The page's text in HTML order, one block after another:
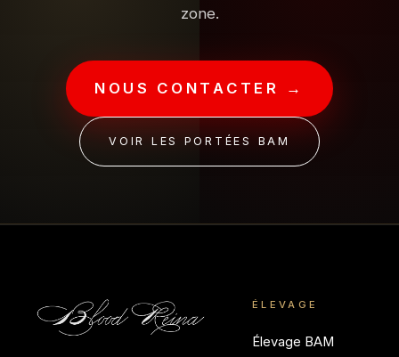
zone.
NOUS CONTACTER →
VOIR LES PORTÉES BAM
ÉLEVAGE
Élevage BAM